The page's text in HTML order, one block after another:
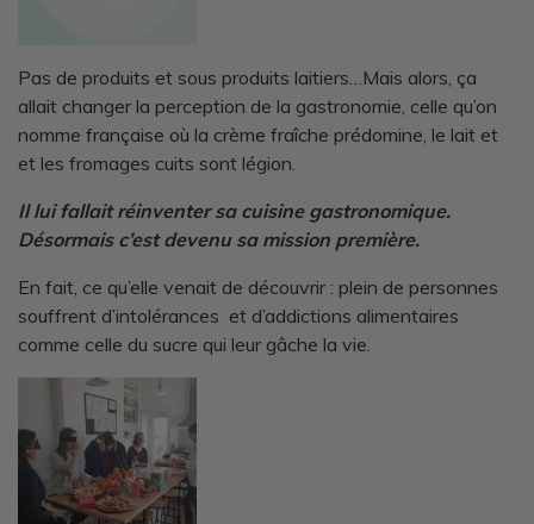
Pas de produits et sous produits laitiers…Mais alors, ça
allait changer la perception de la gastronomie, celle qu’on
nomme française où la crème fraîche prédomine, le lait et
et les fromages cuits sont légion.
Il lui fallait réinventer sa cuisine gastronomique.
Désormais c’est devenu sa mission première.
En fait, ce qu’elle venait de découvrir : plein de personnes
souffrent d’intolérances et d’addictions alimentaires
comme celle du sucre qui leur gâche la vie.